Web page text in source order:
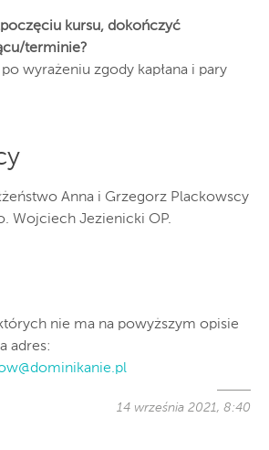
kursu, dokończyć
terminie?
wyrażeniu zgody kapłana i pary
Anna i Grzegorz Plackowscy
Wojciech Jezienicki OP.
nie ma na powyższym opisie
adres:
14 września 2021, 8:40